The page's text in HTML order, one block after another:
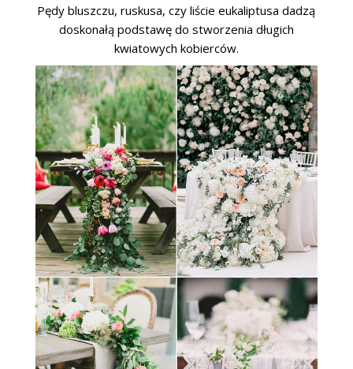
Pędy bluszczu, ruskusa, czy liście eukaliptusa dadzą
doskonałą podstawę do stworzenia długich
kwiatowych kobierców.